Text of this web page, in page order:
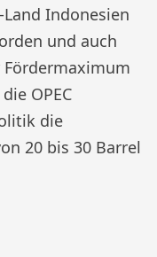
Land Indonesien
und auch
Fördermaximum
OPEC
die
20 bis 30 Barrel